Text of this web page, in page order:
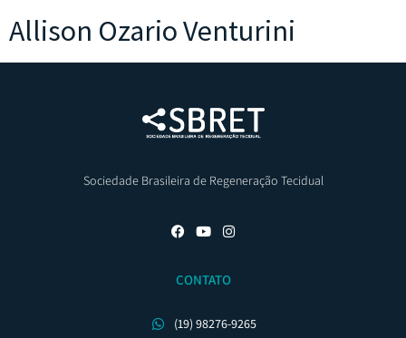
Allison Ozario Venturini
Sociedade Brasileira de Regeneração Tecidual
CONTATO
(19) 98276-9265